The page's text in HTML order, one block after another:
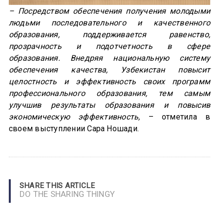
– Посредством обеспечения получения молодыми
людьми последовательного и качественного
образования, поддерживается равенство,
прозрачность и подотчетность в сфере
образования. Внедряя национальную систему
обеспечения качества, Узбекистан повысит
целостность и эффективность своих программ
профессионального образования, тем самым
улучшив результаты образования и повысив
экономическую эффективность, – отметила в
своем выступлении Сара Ношади.
SHARE THIS ARTICLE
DO THE SHARING THINGY